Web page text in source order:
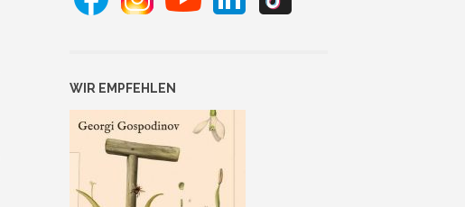
WIR EMPFEHLEN